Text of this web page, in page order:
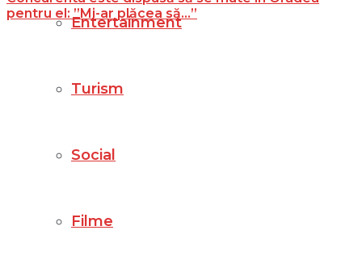
Entertainment
Turism
Social
Filme